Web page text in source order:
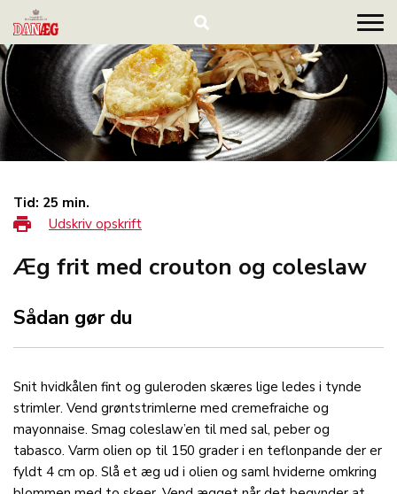
Tid: 25 min.
Udskriv opskrift
Æg frit med crouton og coleslaw
Sådan gør du
Snit hvidkålen fint og guleroden skæres lige ledes i tynde
strimler. Vend grøntstrimlerne med cremefraiche og
mayonnaise. Smag coleslaw’en til med sal, peber og
tabasco. Varm olien op til 150 grader i en teflonpande der er
fyldt 4 cm op. Slå et æg ud i olien og saml hviderne omkring